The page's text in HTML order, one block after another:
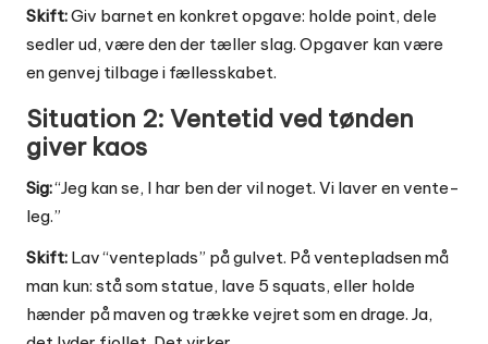
Skift:Giv barnet en konkret opgave: holde point, dele
sedler ud, være den der tæller slag. Opgaver kan være
en genvej tilbage i fællesskabet.
Situation 2: Ventetid ved tønden
giver kaos
Sig:“Jeg kan se, I har ben der vil noget. Vi laver en vente-
leg.”
Skift: Lav “venteplads” på gulvet. På ventepladsen må
man kun: stå som statue, lave 5 squats, eller holde
hænder på maven og trække vejret som en drage. Ja,